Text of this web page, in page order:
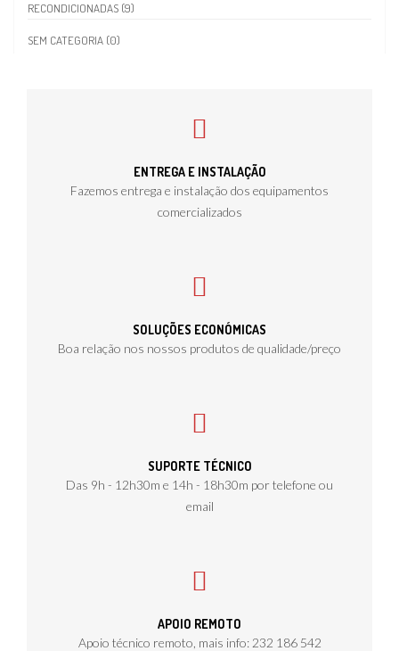
RECONDICIONADAS (9)
SEM CATEGORIA (0)
ENTREGA E INSTALAÇÃO
Fazemos entrega e instalação dos equipamentos
comercializados
SOLUÇÕES ECONÓMICAS
Boa relação nos nossos produtos de qualidade/preço
SUPORTE TÉCNICO
Das 9h - 12h30m e 14h - 18h30m por telefone ou
email
APOIO REMOTO
Apoio técnico remoto, mais info: 232 186 542